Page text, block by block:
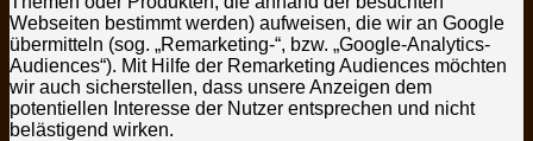
Webseiten bestimmt werden) aufweisen, die wir an Google
übermitteln (sog. „Remarketing-“, bzw. „Google-Analytics-
Audiences“). Mit Hilfe der Remarketing Audiences möchten
wir auch sicherstellen, dass unsere Anzeigen dem
potentiellen Interesse der Nutzer entsprechen und nicht
belästigend wirken.